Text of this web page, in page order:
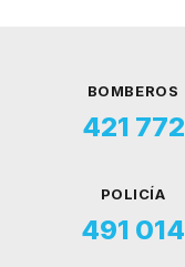
BOMBEROS
421 772
POLICÍA
491 014